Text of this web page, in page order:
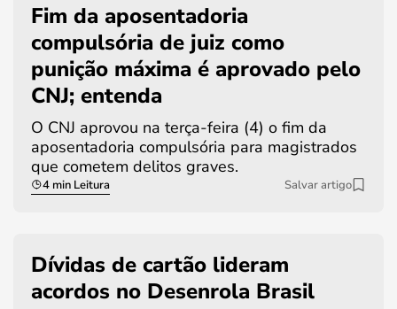
Fim da aposentadoria
compulsória de juiz como
punição máxima é aprovado pelo
CNJ; entenda
O CNJ aprovou na terça-feira (4) o fim da
aposentadoria compulsória para magistrados
que cometem delitos graves.
4 min Leitura Salvar artigo
Dívidas de cartão lideram
acordos no Desenrola Brasil